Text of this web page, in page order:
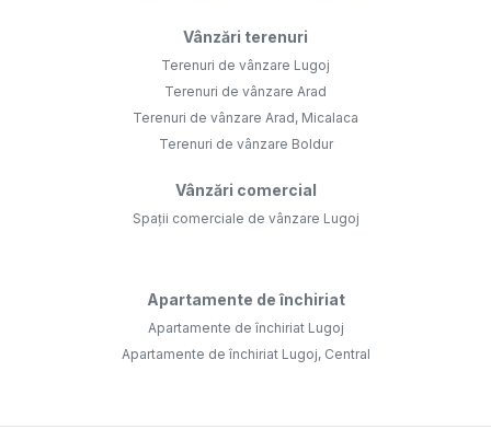
Vânzări terenuri
Terenuri de vânzare Lugoj
Terenuri de vânzare Arad
Terenuri de vânzare Arad, Micalaca
Terenuri de vânzare Boldur
Vânzări comercial
Spații comerciale de vânzare Lugoj
Apartamente de închiriat
Apartamente de închiriat Lugoj
Apartamente de închiriat Lugoj, Central